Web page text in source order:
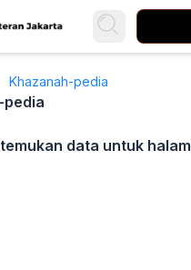
Khazanah-pedia
pedia
data untuk